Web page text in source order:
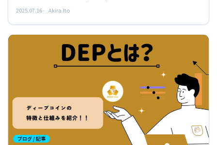
2025.07.16 Akira.Ito
ブログ / 記事